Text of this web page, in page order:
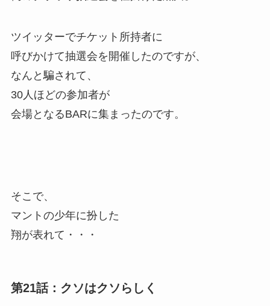
ツイッターでチケット所持者に
呼びかけて抽選会を開催したのですが、
なんと騙されて、
30人ほどの参加者が
会場となるBARに集まったのです。
そこで、
マントの少年に扮した
翔が表れて・・・
第21話：クソはクソらしく